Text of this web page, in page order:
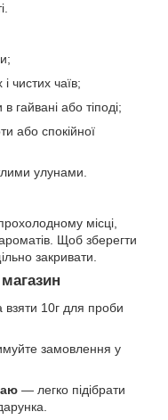
чистих чаїв;
гайвані або тіподі;
або спокійної
улунами.
місці,
Щоб зберегти
закривати.
10г для проби
замовлення у
— легко підібрати